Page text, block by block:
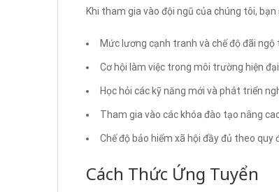
Khi tham gia vào đội ngũ của chúng tôi, bạn
Mức lương cạnh tranh và chế độ đãi ngộ
Cơ hội làm việc trong môi trường hiện
Học hỏi các kỹ năng mới và phát triển
Tham gia vào các khóa đào tạo nâng
Chế độ bảo hiểm xã hội đầy đủ theo quy
Cách Thức Ứng Tuyển